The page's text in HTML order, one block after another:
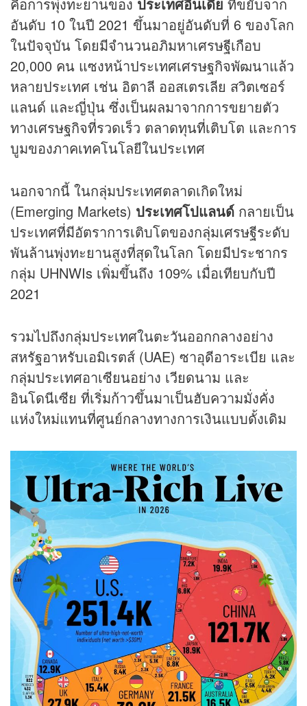
อันดับ 10 ในปี 2021 ขึ้นมาอยู่อันดับที่ 6 ของโลก
ในปัจจุบัน โดยมีจำนวนอภิมหาเศรษฐีเกือบ
20,000 คน แซงหน้าประเทศเศรษฐกิจพัฒนาแล้ว
หลายประเทศ เช่น อิตาลี ออสเตรเลีย สวิตเซอร์
แลนด์ และญี่ปุ่น ซึ่งเป็นผลมาจากการขยายตัว
ทางเศรษฐกิจที่รวดเร็ว ตลาดทุนที่เติบโต และการ
บูมของภาคเทคโนโลยีในประเทศ
นอกจากนี้ ในกลุ่มประเทศตลาดเกิดใหม่
(Emerging Markets) ประเทศโปแลนด์ กลายเป็น
ประเทศที่มีอัตราการเติบโตของกลุ่มเศรษฐีระดับ
พันล้านพุ่งทะยานสูงที่สุดในโลก โดยมีประชากร
กลุ่ม UHNWIs เพิ่มขึ้นถึง 109% เมื่อเทียบกับปี
2021
รวมไปถึงกลุ่มประเทศในตะวันออกกลางอย่าง
สหรัฐอาหรับเอมิเรตส์ (UAE) ซาอุดีอาระเบีย และ
กลุ่มประเทศอาเซียนอย่าง เวียดนาม และ
อินโดนีเซีย ที่เริ่มก้าวขึ้นมาเป็นฮับความมั่งคั่ง
แห่งใหม่แทนที่ศูนย์กลางทางการเงินแบบดั้งเดิม